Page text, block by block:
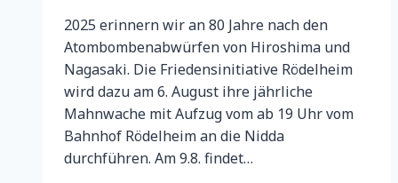
2025 erinnern wir an 80 Jahre nach den
Atombombenabwürfen von Hiroshima und
Nagasaki. Die Friedensinitiative Rödelheim
wird dazu am 6. August ihre jährliche
Mahnwache mit Aufzug vom ab 19 Uhr vom
Bahnhof Rödelheim an die Nidda
durchführen. Am 9.8. findet…